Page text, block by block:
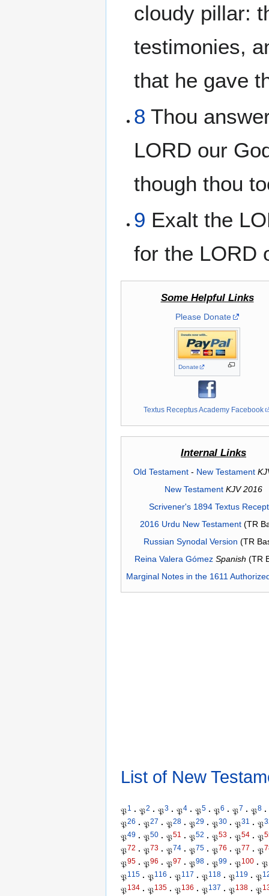
cloudy pillar:
testimonies,
that he gave
8 Thou
LORD our
though thou
9 Exalt the
for the LORD
Some Helpful Links
Please Donate
Donate
Textus Receptus Academy Facebook
Internal Links
Old Testament- New Testament
New Testament KJV 2016
Scrivener's 1894 Textus
2016 Urdu New Testament(TR
Russian Synodal Version (TR
Reina Valera Gómez Spanish (TR
Marginal Notes in the 1611
List of New
𝔓1 · 𝔓2 · 𝔓3 · 𝔓4 · 𝔓5 · 𝔓6 · 𝔓7 · 𝔓8 ·
𝔓26 · 𝔓27 · 𝔓28 · 𝔓29 · 𝔓30 · 𝔓31 · 𝔓
𝔓49 · 𝔓50 · 𝔓51 · 𝔓52 · 𝔓53 · 𝔓54 · 𝔓
𝔓72 · 𝔓73 · 𝔓74 · 𝔓75 · 𝔓76 · 𝔓77 · 𝔓
𝔓95 · 𝔓96 · 𝔓97 · 𝔓98 · 𝔓99 · 𝔓100 · 𝔓
𝔓115 · 𝔓116 · 𝔓117 · 𝔓118 · 𝔓119 · 𝔓
𝔓134 · 𝔓135 · 𝔓136 · 𝔓137 · 𝔓138 · 𝔓